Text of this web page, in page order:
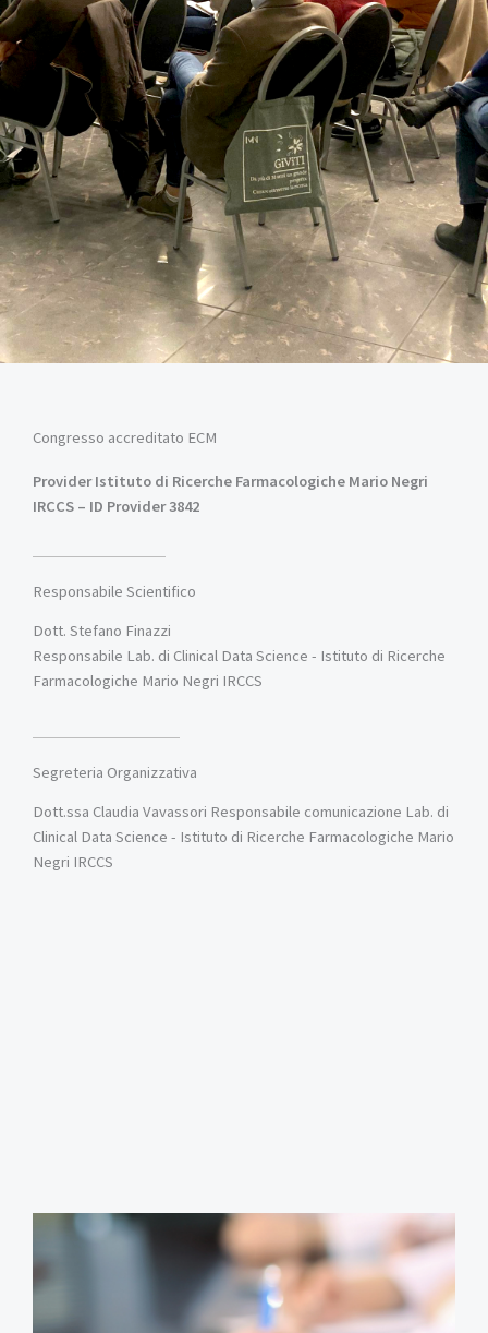
Congresso accreditato ECM
Provider Istituto di Ricerche Farmacologiche Mario Negri
IRCCS – ID Provider 3842
Responsabile Scientifico
Dott. Stefano Finazzi
Responsabile Lab. di Clinical Data Science - Istituto di Ricerche
Farmacologiche Mario Negri IRCCS
Segreteria Organizzativa
Dott.ssa Claudia Vavassori Responsabile comunicazione Lab. di
Clinical Data Science - Istituto di Ricerche Farmacologiche Mario
Negri IRCCS